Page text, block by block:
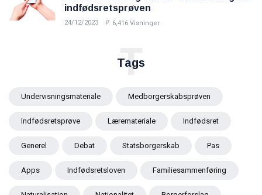
indfødsretsprøven
24/12/2023 6,416 Visninger
Tags
T
Undervisningsmateriale Medborgerskabsprøven
Indfødsretsprøve Læremateriale Indfødsret
Generel Debat Statsborgerskab Pas
Apps Indfødsretsloven Familiesammenføring